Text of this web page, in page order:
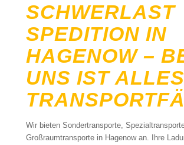
SCHWERLAST
SPEDITION IN
HAGENOW –
UNS IST ALLES
Wir bieten Sondertransporte,
Großraumtransporte in Hagenow an. Ihre